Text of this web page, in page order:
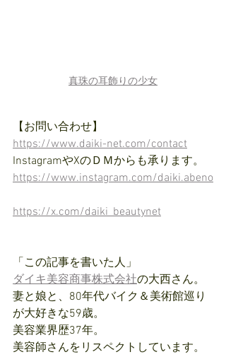
真珠の耳飾りの少女
【お問い合わせ】
https://www.daiki-net.com/contact
InstagramやXのＤＭからも承ります。
https://www.instagram.com/daiki.abeno
https://x.com/daiki_beautynet
「この記事を書いた人」
ダイキ美容商事株式会社の大西さん。
妻と娘と、80年代バイク＆美術館巡り
が大好きな59歳。
美容業界歴37年。
美容師さんをリスペクトしています。